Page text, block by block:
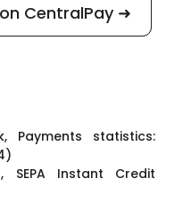
CentralPay ➜
Payments statistics:
SEPA Instant Credit